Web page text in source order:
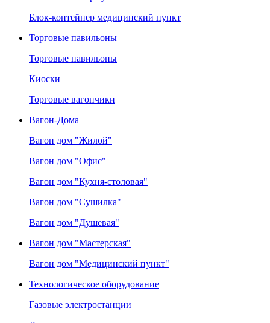
Блок-контейнер медицинский пункт
Торговые павильоны
Торговые павильоны
Киоски
Торговые вагончики
Вагон-Дома
Вагон дом "Жилой"
Вагон дом "Офис"
Вагон дом "Кухня-столовая"
Вагон дом "Сушилка"
Вагон дом "Душевая"
Вагон дом "Мастерская"
Вагон дом "Медицинский пункт"
Технологическое оборудование
Газовые электростанции